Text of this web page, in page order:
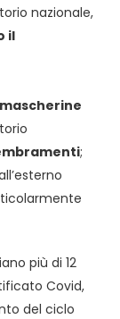
nazionale,
il
;
più di 12
Covid,
del ciclo